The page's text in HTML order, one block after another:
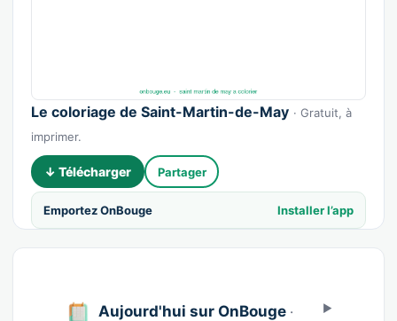
Le coloriage de Saint-Martin-de-May · Gratuit, à
imprimer.
↓ Télécharger Partager
Emportez OnBouge Installer l’app
Aujourd'hui sur OnBouge ·